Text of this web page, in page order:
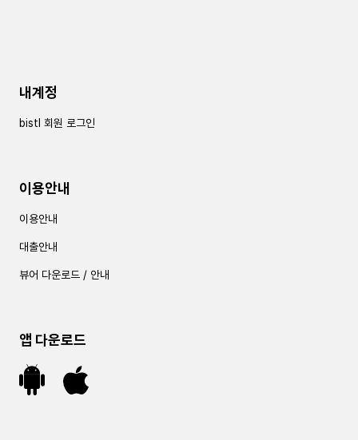
내계정
bistl 회원 로그인
이용안내
이용안내
대출안내
뷰어 다운로드 / 안내
앱 다운로드